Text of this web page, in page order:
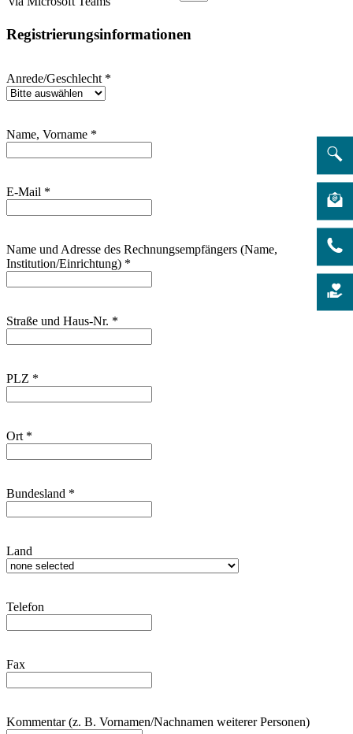
Registrierungsinformationen
Anrede/Geschlecht *
Name, Vorname *
E-Mail *
Name und Adresse des Rechnungsempfängers (Name,
Institution/Einrichtung) *
Straße und Haus-Nr. *
PLZ *
Ort *
Bundesland *
Land
Telefon
Fax
Kommentar (z. B. Vornamen/Nachnamen weiterer Personen)